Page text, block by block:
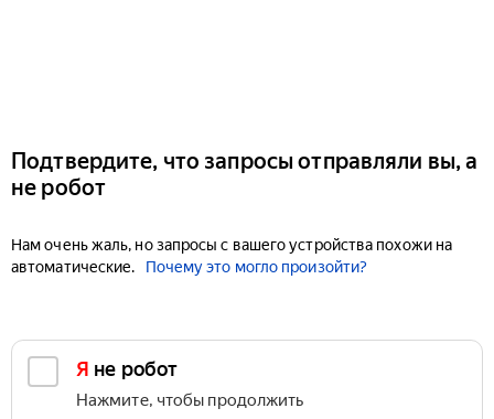
Подтвердите, что запросы отправляли вы, а
не робот
Нам очень жаль, но запросы с вашего устройства похожи на
автоматические.
Почему это могло произойти?
Я не робот
Нажмите, чтобы продолжить